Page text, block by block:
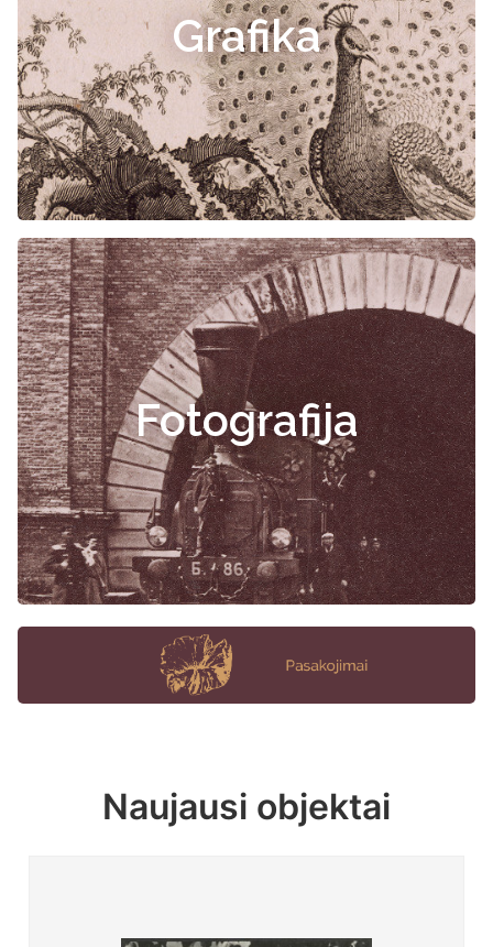
Grafika
Fotografija
Naujausi objektai